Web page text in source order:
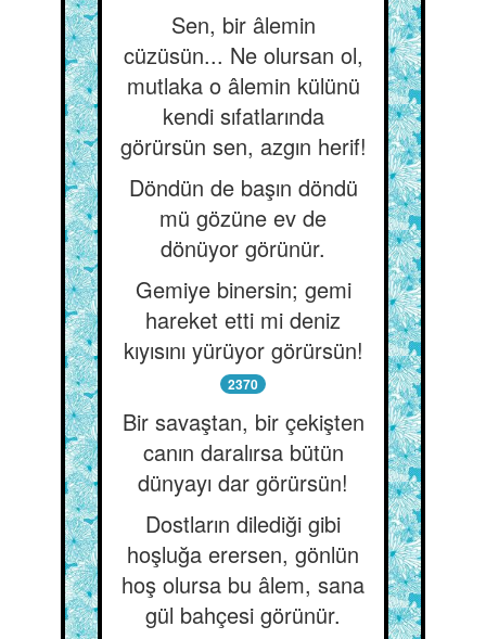
Sen, bir âlemin
cüzüsün... Ne olursan ol,
mutlaka o âlemin külünü
kendi sıfatlarında
görürsün sen, azgın herif!
Döndün de başın döndü
mü gözüne ev de
dönüyor görünür.
Gemiye binersin; gemi
hareket etti mi deniz
kıyısını yürüyor görürsün!
2370
Bir savaştan, bir çekişten
canın daralırsa bütün
dünyayı dar görürsün!
Dostların dilediği gibi
hoşluğa erersen, gönlün
hoş olursa bu âlem, sana
gül bahçesi görünür.